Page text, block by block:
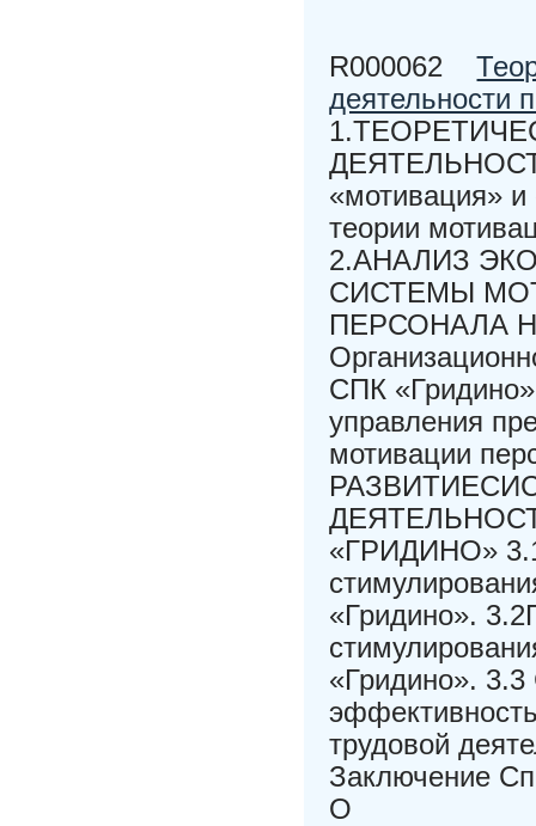
R000062
деятельности
«мотивация»
теории
2.АНАЛИЗ
СИСТЕМЫ
ПЕРСОНАЛА
СПК
управления
мотивации
«ГРИДИНО» 3.1
«Гридино».
«Гридино».
трудовой
Заключение
О